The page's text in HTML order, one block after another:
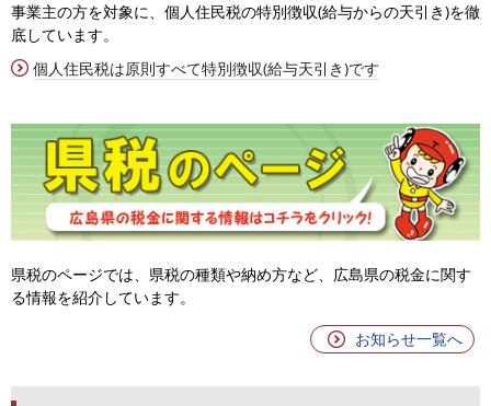
事業主の方を対象に、個人住民税の特別徴収(給与からの天引き)を徹
底しています。
個人住民税は原則すべて特別徴収(給与天引き)です
県税のページでは、県税の種類や納め方など、広島県の税金に関す
る情報を紹介しています。
お知らせ一覧へ